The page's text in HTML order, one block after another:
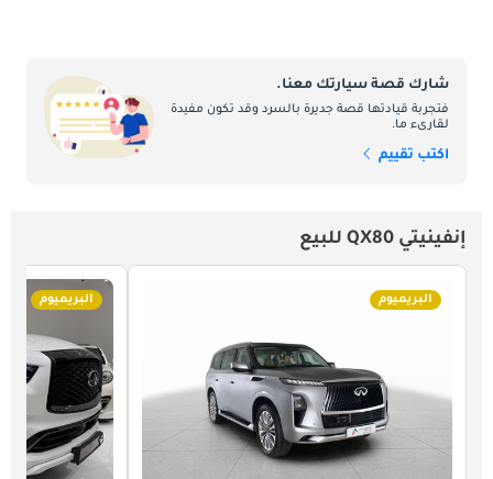
شارك قصة سيارتك معنا.
فتجربة قيادتها قصة جديرة بالسرد وقد تكون مفيدة
لقارىء ما.
اكتب تقييم
إنفينيتي QX80 للبيع
البريميوم البريميوم